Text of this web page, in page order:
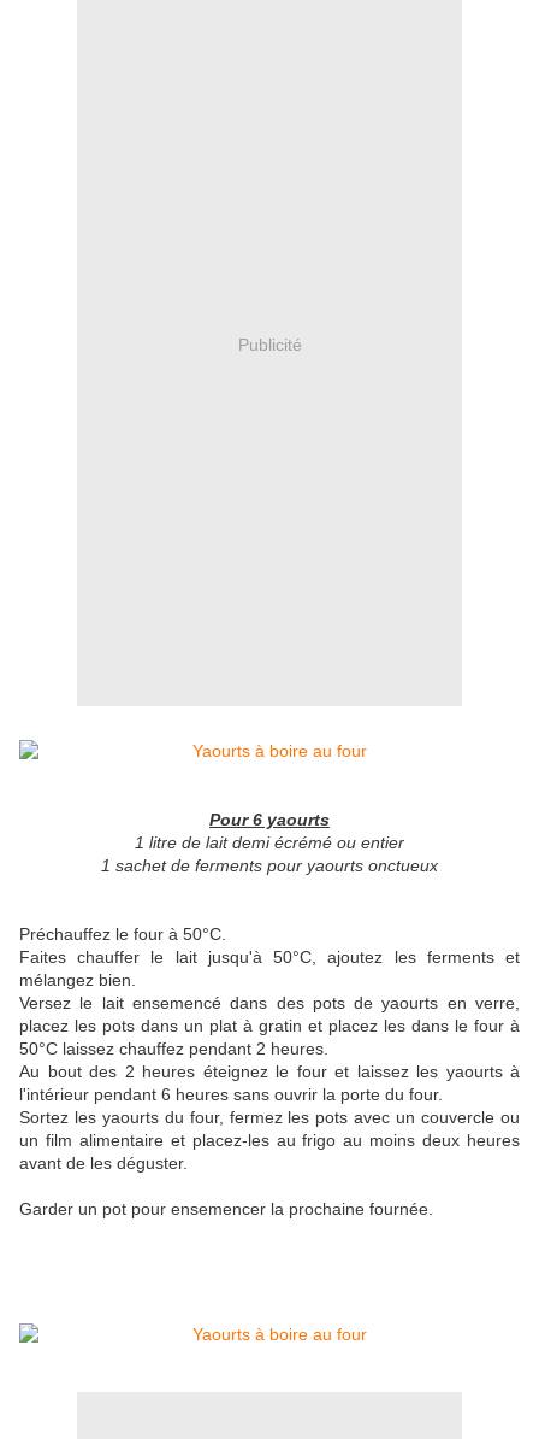
Publicité
Pour 6 yaourts
1 litre de lait demi écrémé ou entier
1 sachet de ferments pour yaourts onctueux
Préchauffez le four à 50°C.
Faites chauffer le lait jusqu'à 50°C, ajoutez les ferments et
mélangez bien.
Versez le lait ensemencé dans des pots de yaourts en verre,
placez les pots dans un plat à gratin et placez les dans le four à
50°C laissez chauffez pendant 2 heures.
Au bout des 2 heures éteignez le four et laissez les yaourts à
l'intérieur pendant 6 heures sans ouvrir la porte du four.
Sortez les yaourts du four, fermez les pots avec un couvercle ou
un film alimentaire et placez-les au frigo au moins deux heures
avant de les déguster.
Garder un pot pour ensemencer la prochaine fournée.